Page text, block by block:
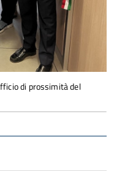
di prossimità del